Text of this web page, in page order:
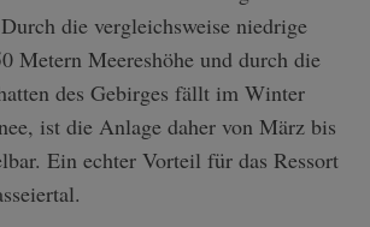
die vergleichsweise niedrige
Metern Meereshöhe und durch die
des Gebirges fällt im Winter
ist die Anlage daher von März bis
Ein echter Vorteil für das Ressort